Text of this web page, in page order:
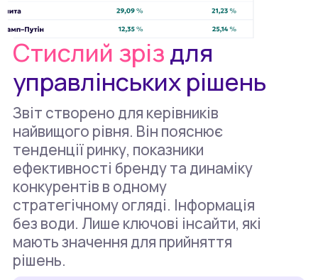
Стислий зріздля
управлінських рішень
Звіт створено для керівників
найвищого рівня. Він пояснює
тенденції ринку, показники
ефективності бренду та динаміку
конкурентів в одному
стратегічному огляді. Інформація
без води. Лише ключові інсайти, які
мають значення для прийняття
рішень.